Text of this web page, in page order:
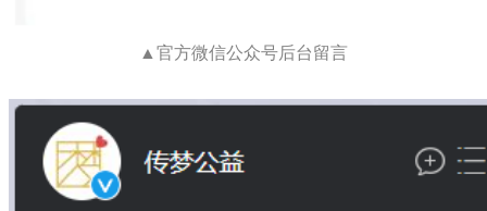
▲官方微信公众号后台留言